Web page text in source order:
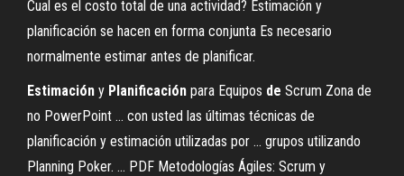
Cual es el costo total de una actividad? Estimación y
planificación se hacen en forma conjunta Es necesario
normalmente estimar antes de planificar.
Estimación y Planificación para Equipos de Scrum Zona de
no PowerPoint ... con usted las últimas técnicas de
planificación y estimación utilizadas por ... grupos utilizando
Planning Poker. ... PDF Metodologías Ágiles: Scrum y